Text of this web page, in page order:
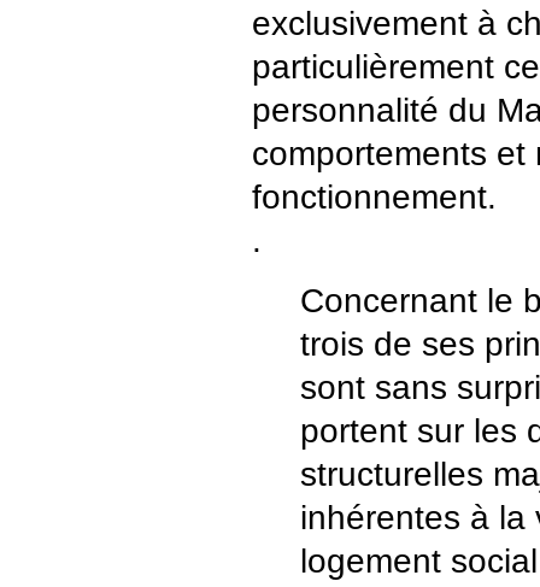
exclusivement à
particulièrement
personnalité du
comportements et
fonctionnement.
.
Concernant le
trois de ses
sont sans
portent sur les
structurelles
inhérentes à la
logement